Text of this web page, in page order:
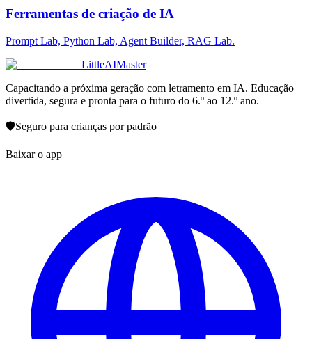
Ferramentas de criação de IA
Prompt Lab, Python Lab, Agent Builder, RAG Lab.
LittleAIMaster
Capacitando a próxima geração com letramento em IA. Educação
divertida, segura e pronta para o futuro do 6.º ao 12.º ano.
🛡️Seguro para crianças por padrão
Baixar o app